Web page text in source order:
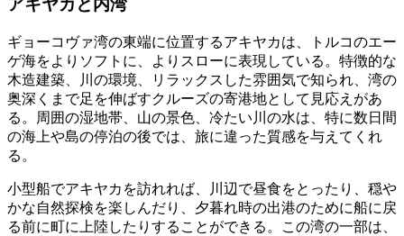
アキヤカと内湾
ギョーコヴァ湾の東端に位置するアキヤカは、トルコのエー
ゲ海をよりソフトに、よりスローに表現している。特徴的な
木造建築、川の環境、リラックスした雰囲気で知られ、湾の
奥深くまで足を伸ばすクルーズの寄港地として見応えがあ
る。周囲の湿地帯、山の景色、冷たい川の水は、特に数日間
の海上や島の停泊の後では、旅に違った質感を与えてくれ
る。
小型船でアキヤカを訪れれば、川辺で昼食をとったり、穏や
かな自然探検を楽しんだり、夕暮れ時の出港のために船に戻
る前に町に上陸したりすることができる。この湾の一部は、